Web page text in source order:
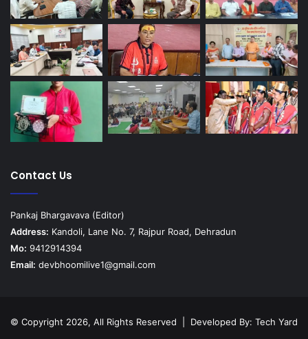
Contact Us
Pankaj Bhargavava (Editor)
Address: Kandoli, Lane No. 7, Rajpur Road, Dehradun
Mo: 9412914394
Email: devbhoomilive1@gmail.com
© Copyright 2026, All Rights Reserved | Developed By: Tech Yard